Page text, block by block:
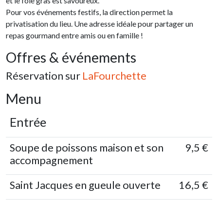
Pour vos événements festifs, la direction permet la
privatisation du lieu. Une adresse idéale pour partager un
repas gourmand entre amis ou en famille !
Offres & événements
Réservation sur LaFourchette
Menu
Entrée
Soupe de poissons maison et son
accompagnement
9,5 €
Saint Jacques en gueule ouverte
16,5 €